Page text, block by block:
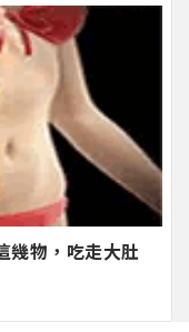
幾物，吃走大肚